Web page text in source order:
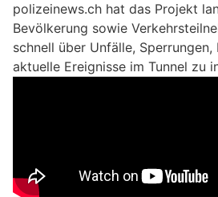
polizeinews.ch hat das Projekt
Bevölkerung sowie
schnell über Unfälle, Sperrungen,
aktuelle Ereignisse im Tunnel zu